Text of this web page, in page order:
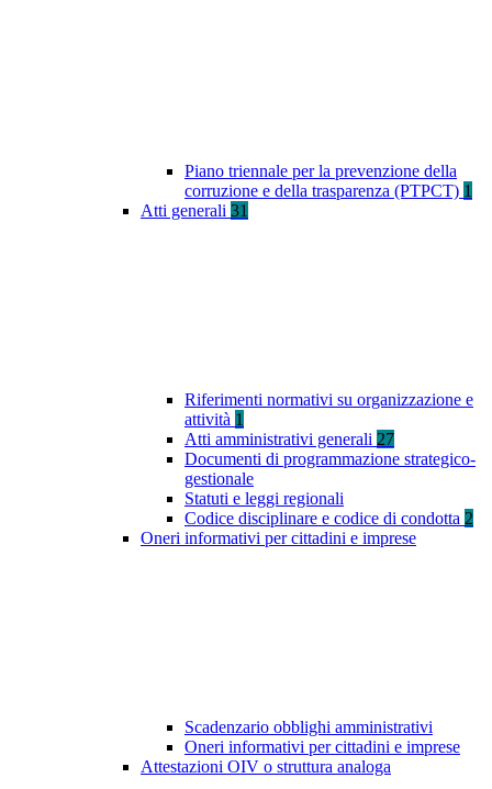
Piano triennale per la prevenzione della
corruzione e della trasparenza (PTPCT) 1
Atti generali 31
Riferimenti normativi su organizzazione e
attività 1
Atti amministrativi generali 27
Documenti di programmazione strategico-
gestionale
Statuti e leggi regionali
Codice disciplinare e codice di condotta 2
Oneri informativi per cittadini e imprese
Scadenzario obblighi amministrativi
Oneri informativi per cittadini e imprese
Attestazioni OIV o struttura analoga